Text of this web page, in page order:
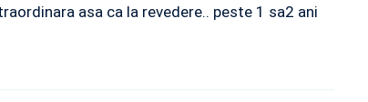
asa ca la revedere.. peste 1 sa2 ani